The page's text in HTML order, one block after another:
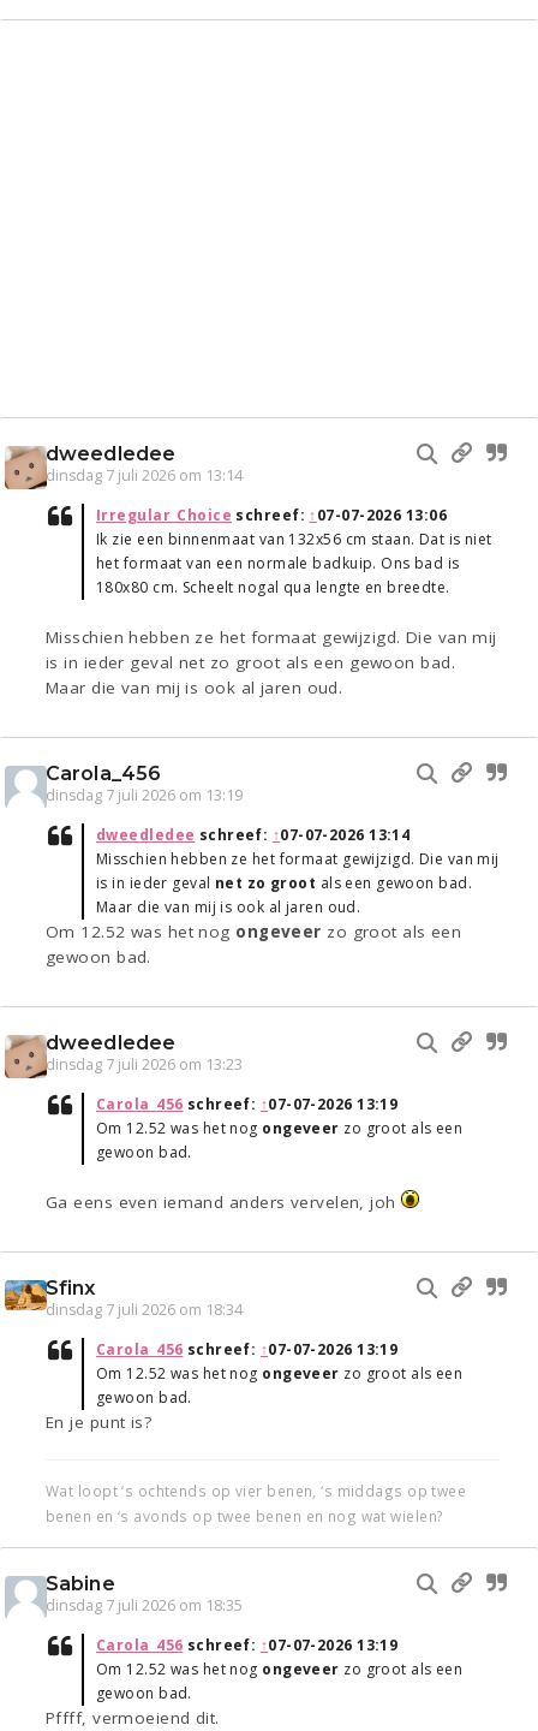
dweedledee
dinsdag 7 juli 2026 om 13:14
Irregular_Choice schreef: ↑07-07-2026 13:06
Ik zie een binnenmaat van 132x56 cm staan. Dat is niet
het formaat van een normale badkuip. Ons bad is
180x80 cm. Scheelt nogal qua lengte en breedte.
Misschien hebben ze het formaat gewijzigd. Die van mij
is in ieder geval net zo groot als een gewoon bad.
Maar die van mij is ook al jaren oud.
Carola_456
dinsdag 7 juli 2026 om 13:19
dweedledee schreef: ↑07-07-2026 13:14
Misschien hebben ze het formaat gewijzigd. Die van mij
is in ieder geval net zo groot als een gewoon bad.
Maar die van mij is ook al jaren oud.
Om 12.52 was het nog ongeveer zo groot als een
gewoon bad.
dweedledee
dinsdag 7 juli 2026 om 13:23
Carola_456 schreef: ↑07-07-2026 13:19
Om 12.52 was het nog ongeveer zo groot als een
gewoon bad.
Ga eens even iemand anders vervelen, joh
Sfinx
dinsdag 7 juli 2026 om 18:34
Carola_456 schreef: ↑07-07-2026 13:19
Om 12.52 was het nog ongeveer zo groot als een
gewoon bad.
En je punt is?
Wat loopt ‘s ochtends op vier benen, ‘s middags op twee
benen en ‘s avonds op twee benen en nog wat wielen?
Sabine
dinsdag 7 juli 2026 om 18:35
Carola_456 schreef: ↑07-07-2026 13:19
Om 12.52 was het nog ongeveer zo groot als een
gewoon bad.
Pffff, vermoeiend dit.